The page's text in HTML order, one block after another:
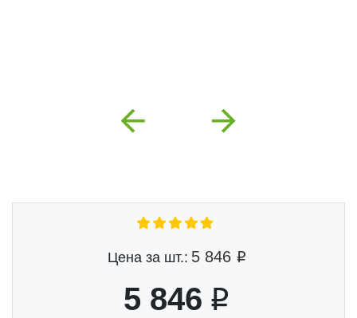
Previous Next
Цена за шт.: 5 846
5 846